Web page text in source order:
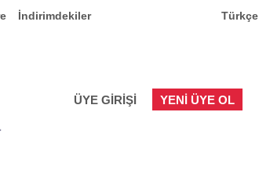
İndirimdekiler Türkçe
ÜYE GIRIŞI YENI ÜYE OL